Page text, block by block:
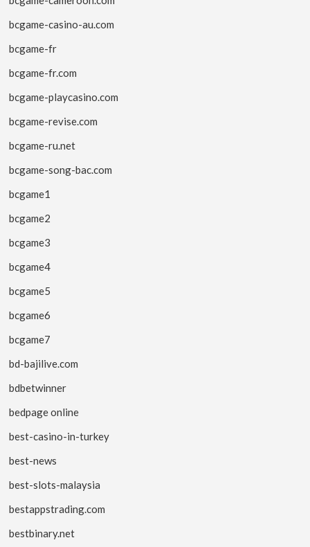
bcgame-casino-au.com
bcgame-fr
bcgame-fr.com
bcgame-playcasino.com
bcgame-revise.com
bcgame-ru.net
bcgame-song-bac.com
bcgame1
bcgame2
bcgame3
bcgame4
bcgame5
bcgame6
bcgame7
bd-bajilive.com
bdbetwinner
bedpage online
best-casino-in-turkey
best-news
best-slots-malaysia
bestappstrading.com
bestbinary.net